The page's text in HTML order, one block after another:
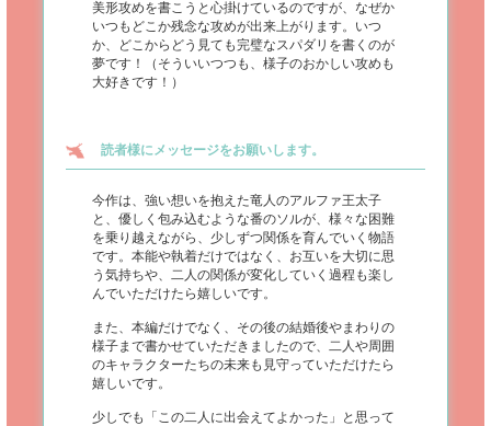
美形攻めを書こうと心掛けているのですが、なぜか
いつもどこか残念な攻めが出来上がります。いつ
か、どこからどう見ても完璧なスパダリを書くのが
夢です！（そういいつつも、様子のおかしい攻めも
大好きです！）
読者様にメッセージをお願いします。
今作は、強い想いを抱えた竜人のアルファ王太子
と、優しく包み込むような番のソルが、様々な困難
を乗り越えながら、少しずつ関係を育んでいく物語
です。本能や執着だけではなく、お互いを大切に思
う気持ちや、二人の関係が変化していく過程も楽し
んでいただけたら嬉しいです。
また、本編だけでなく、その後の結婚後やまわりの
様子まで書かせていただきましたので、二人や周囲
のキャラクターたちの未来も見守っていただけたら
嬉しいです。
少しでも「この二人に出会えてよかった」と思って